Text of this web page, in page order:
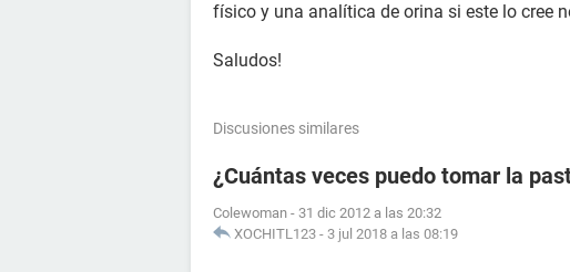
físico y una analítica de orina si este lo cree
Saludos!
Discusiones similares
¿Cuántas veces puedo tomar la
Colewoman - 31 dic 2012 a las 20:32
XOCHITL123 - 3 jul 2018 a las 08:19